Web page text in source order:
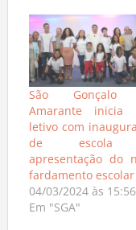
São Gonçalo
Amarante inicia
letivo com
de
apresentação do
fardamento escolar
04/03/2024 às 15:56
Em "SGA"